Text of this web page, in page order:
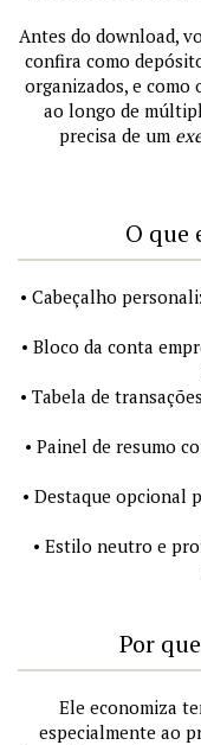
Antes do download,
confira como
organizados, e como
ao longo de
precisa de um
O que
• Cabeçalho
• Bloco da conta
• Tabela de
• Painel de resumo
• Destaque opcional
• Estilo neutro e
Por
Ele economiza
especialmente ao